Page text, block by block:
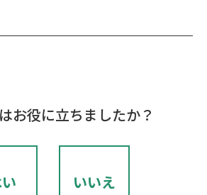
お役に立ちましたか？
いいえ